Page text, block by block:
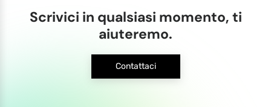
Scrivici in qualsiasi momento, ti
aiuteremo.
Contattaci